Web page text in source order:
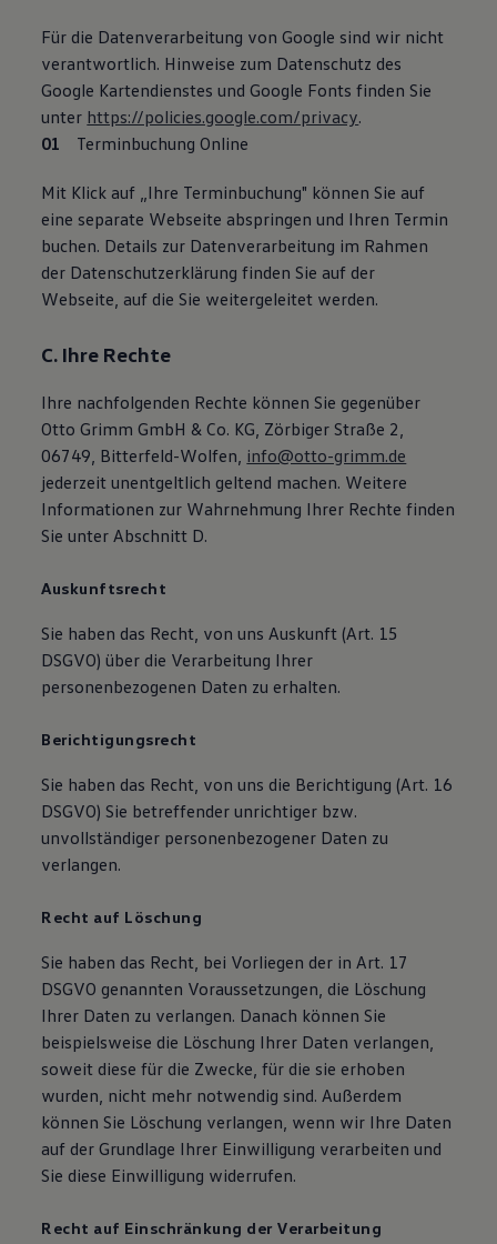
Für die Datenverarbeitung von Google sind wir nicht
verantwortlich. Hinweise zum Datenschutz des
Google Kartendienstes und Google Fonts finden Sie
unter https://policies.google.com/privacy.
Terminbuchung Online
Mit Klick auf „Ihre Terminbuchung" können Sie auf
eine separate Webseite abspringen und Ihren Termin
buchen. Details zur Datenverarbeitung im Rahmen
der Datenschutzerklärung finden Sie auf der
Webseite, auf die Sie weitergeleitet werden.
C. Ihre Rechte
Ihre nachfolgenden Rechte können Sie gegenüber
Otto Grimm GmbH & Co. KG, Zörbiger Straße 2,
06749, Bitterfeld-Wolfen, info@otto-grimm.de
jederzeit unentgeltlich geltend machen. Weitere
Informationen zur Wahrnehmung Ihrer Rechte finden
Sie unter Abschnitt D.
Auskunftsrecht
Sie haben das Recht, von uns Auskunft (Art. 15
DSGVO) über die Verarbeitung Ihrer
personenbezogenen Daten zu erhalten.
Berichtigungsrecht
Sie haben das Recht, von uns die Berichtigung (Art. 16
DSGVO) Sie betreffender unrichtiger bzw.
unvollständiger personenbezogener Daten zu
verlangen.
Recht auf Löschung
Sie haben das Recht, bei Vorliegen der in Art. 17
DSGVO genannten Voraussetzungen, die Löschung
Ihrer Daten zu verlangen. Danach können Sie
beispielsweise die Löschung Ihrer Daten verlangen,
soweit diese für die Zwecke, für die sie erhoben
wurden, nicht mehr notwendig sind. Außerdem
können Sie Löschung verlangen, wenn wir Ihre Daten
auf der Grundlage Ihrer Einwilligung verarbeiten und
Sie diese Einwilligung widerrufen.
Recht auf Einschränkung der Verarbeitung